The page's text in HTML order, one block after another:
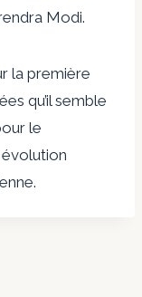
Modi.
la première
qu’il semble
le
évolution